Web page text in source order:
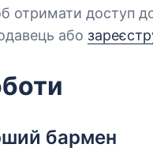
отримати доступ
або
бармен